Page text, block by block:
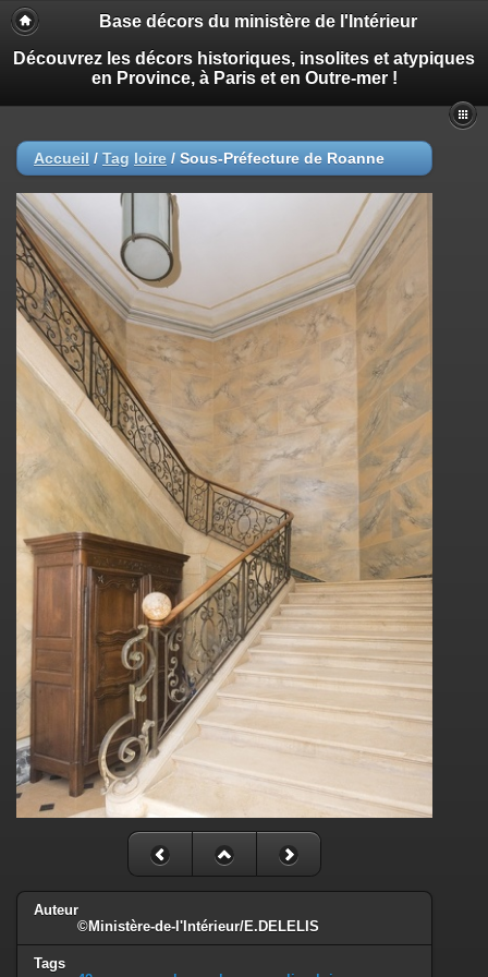
Base décors du ministère de l'Intérieur
Découvrez les décors historiques, insolites et atypiques
en Province, à Paris et en Outre-mer !
Accueil / Tag loire / Sous-Préfecture de Roanne
Auteur
©Ministère-de-l'Intérieur/E.DELELIS
Tags